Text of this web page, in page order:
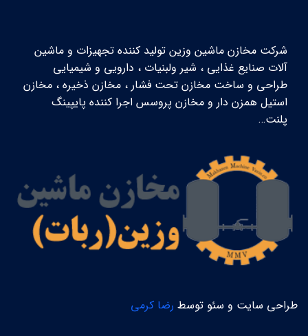
شرکت مخازن ماشین وزین تولید کننده تجهیزات و ماشین
آلات صنایع غذایی ، شیر ولبنیات ، دارویی و شیمیایی
طراحی و ساخت مخازن تحت فشار ، مخازن ذخیره ، مخازن
استیل همزن دار و مخازن پروسس اجرا کننده پایپینگ
پلنت…
طراحی سایت و سئو توسط رضا کرمی